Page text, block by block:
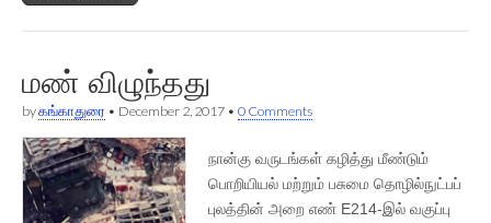
மண் விழுந்தது
byகங்காதுரை • December 2, 2017 • 0 Comments
நான்கு வருடங்கள் கழித்து மீண்டும்
பொறியியல் மற்றும் பசுமை தொழில்நுட்பப்
புலத்தின் அறை எண் E214-இல் வகுப்பு